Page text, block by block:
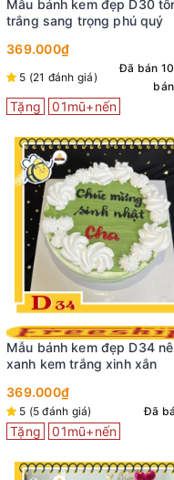
Mẫu bánh kem đẹp D30
trắng sang trọng phú quý
369.000₫
5 (21 đánh giá)
Đã bán
Tặng 01mũ+nến
Mẫu bánh kem đẹp D34
xanh kem trắng xinh xắn
369.000₫
5 (5 đánh giá) Đã
Tặng 01mũ+nến